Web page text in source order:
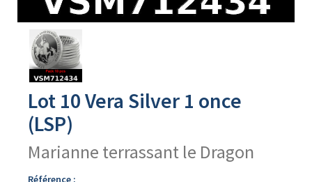
produit
Lot 10 Vera Silver 1 once
(LSP)
Marianne terrassant le Dragon
Référence :